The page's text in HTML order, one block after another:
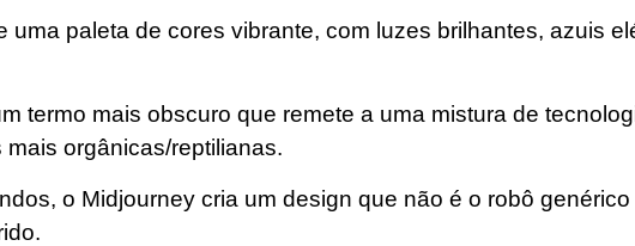
uma paleta de cores vibrante, com luzes brilhantes, azuis
termo mais obscuro que remete a uma mistura de
mais orgânicas/reptilianas.
o Midjourney cria um design que não é o robô